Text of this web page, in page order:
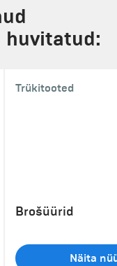
huvitatud:
Trükitooted
Brošüürid
Näita